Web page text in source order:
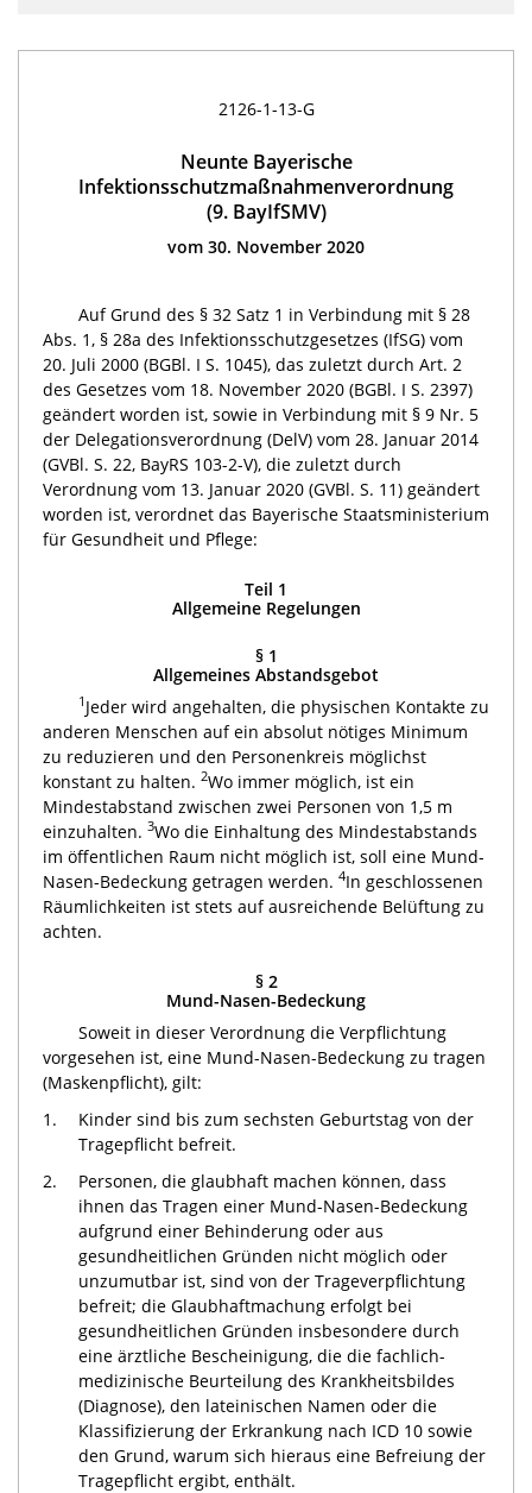
2126-1-13-G
Neunte Bayerische
Infektionsschutzmaßnahmenverordnung
(9. BayIfSMV)
vom 30. November 2020
Auf Grund des § 32 Satz 1 in Verbindung mit § 28
Abs. 1, § 28a des Infektionsschutzgesetzes (IfSG) vom
20. Juli 2000 (BGBl. I S. 1045), das zuletzt durch Art. 2
des Gesetzes vom 18. November 2020 (BGBl. I S. 2397)
geändert worden ist, sowie in Verbindung mit § 9 Nr. 5
der Delegationsverordnung (DelV) vom 28. Januar 2014
(GVBl. S. 22, BayRS 103-2-V), die zuletzt durch
Verordnung vom 13. Januar 2020 (GVBl. S. 11) geändert
worden ist, verordnet das Bayerische Staatsministerium
für Gesundheit und Pflege:
Teil 1
Allgemeine Regelungen
§ 1
Allgemeines Abstandsgebot
1 Jeder wird angehalten, die physischen Kontakte zu
anderen Menschen auf ein absolut nötiges Minimum
zu reduzieren und den Personenkreis möglichst
konstant zu halten. 2Wo immer möglich, ist ein
Mindestabstand zwischen zwei Personen von 1,5 m
einzuhalten. 3Wo die Einhaltung des Mindestabstands
im öffentlichen Raum nicht möglich ist, soll eine Mund-
Nasen-Bedeckung getragen werden. 4In geschlossenen
Räumlichkeiten ist stets auf ausreichende Belüftung zu
achten.
§ 2
Mund-Nasen-Bedeckung
Soweit in dieser Verordnung die Verpflichtung
vorgesehen ist, eine Mund-Nasen-Bedeckung zu tragen
(Maskenpflicht), gilt:
1.
Kinder sind bis zum sechsten Geburtstag von der
Tragepflicht befreit.
2.
Personen, die glaubhaft machen können, dass
ihnen das Tragen einer Mund-Nasen-Bedeckung
aufgrund einer Behinderung oder aus
gesundheitlichen Gründen nicht möglich oder
unzumutbar ist, sind von der Trageverpflichtung
befreit; die Glaubhaftmachung erfolgt bei
gesundheitlichen Gründen insbesondere durch
eine ärztliche Bescheinigung, die die fachlich-
medizinische Beurteilung des Krankheitsbildes
(Diagnose), den lateinischen Namen oder die
Klassifizierung der Erkrankung nach ICD 10 sowie
den Grund, warum sich hieraus eine Befreiung der
Tragepflicht ergibt, enthält.